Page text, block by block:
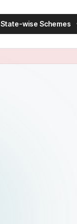
State-wise Schemes